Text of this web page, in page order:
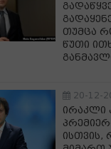
თუმცა
წუთი
20-12-
ირაკლი
ისთვის,